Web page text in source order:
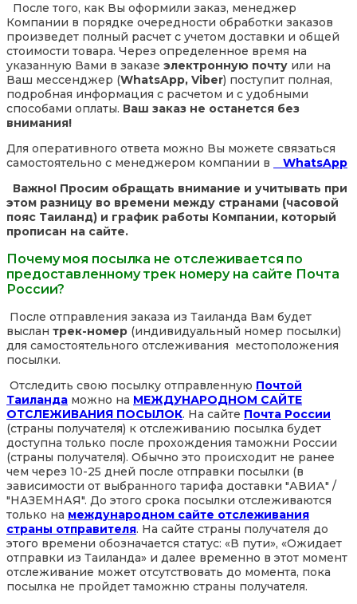
После того, как Вы оформили заказ, менеджер
Компании в порядке очередности обработки заказов
произведет полный расчет с учетом доставки и общей
стоимости товара. Через определенное время на
указанную Вами в заказе электронную почту или на
Ваш мессенджер (WhatsApp, Viber) поступит полная,
подробная информация с расчетом и с удобными
способами оплаты. Ваш заказ не останется без
внимания!
Для оперативного ответа можно Вы можете связаться
самостоятельно с менеджером компании в
WhatsApp
Важно! Просим обращать внимание и учитывать при
этом разницу во времени между странами (часовой
пояс Таиланд) и график работы Компании, который
прописан на сайте.
Почему моя посылка не отслеживается по
предоставленному трек номеру на сайте Почта
России?
После отправления заказа из Таиланда Вам будет
выслан трек-номер (индивидуальный номер посылки)
для самостоятельного отслеживания местоположения
посылки.
Отследить свою посылку отправленную Почтой
Таиланда можно на МЕЖДУНАРОДНОМ САЙТЕ
ОТСЛЕЖИВАНИЯ ПОСЫЛОК. На сайте Почта России
(страны получателя) к отслеживанию посылка будет
доступна только после прохождения таможни России
(страны получателя). Обычно это происходит не ранее
чем через 10-25 дней после отправки посылки (в
зависимости от выбранного тарифа доставки "АВИА" /
"НАЗЕМНАЯ". До этого срока посылки отслеживаются
только на международном сайте отслеживания
страны отправителя. На сайте страны получателя до
этого времени обозначается статус: «В пути», «Ожидает
отправки из Таиланда» и далее временно в этот момент
отслеживание может отсутствовать до момента, пока
посылка не пройдет таможню страны получателя.